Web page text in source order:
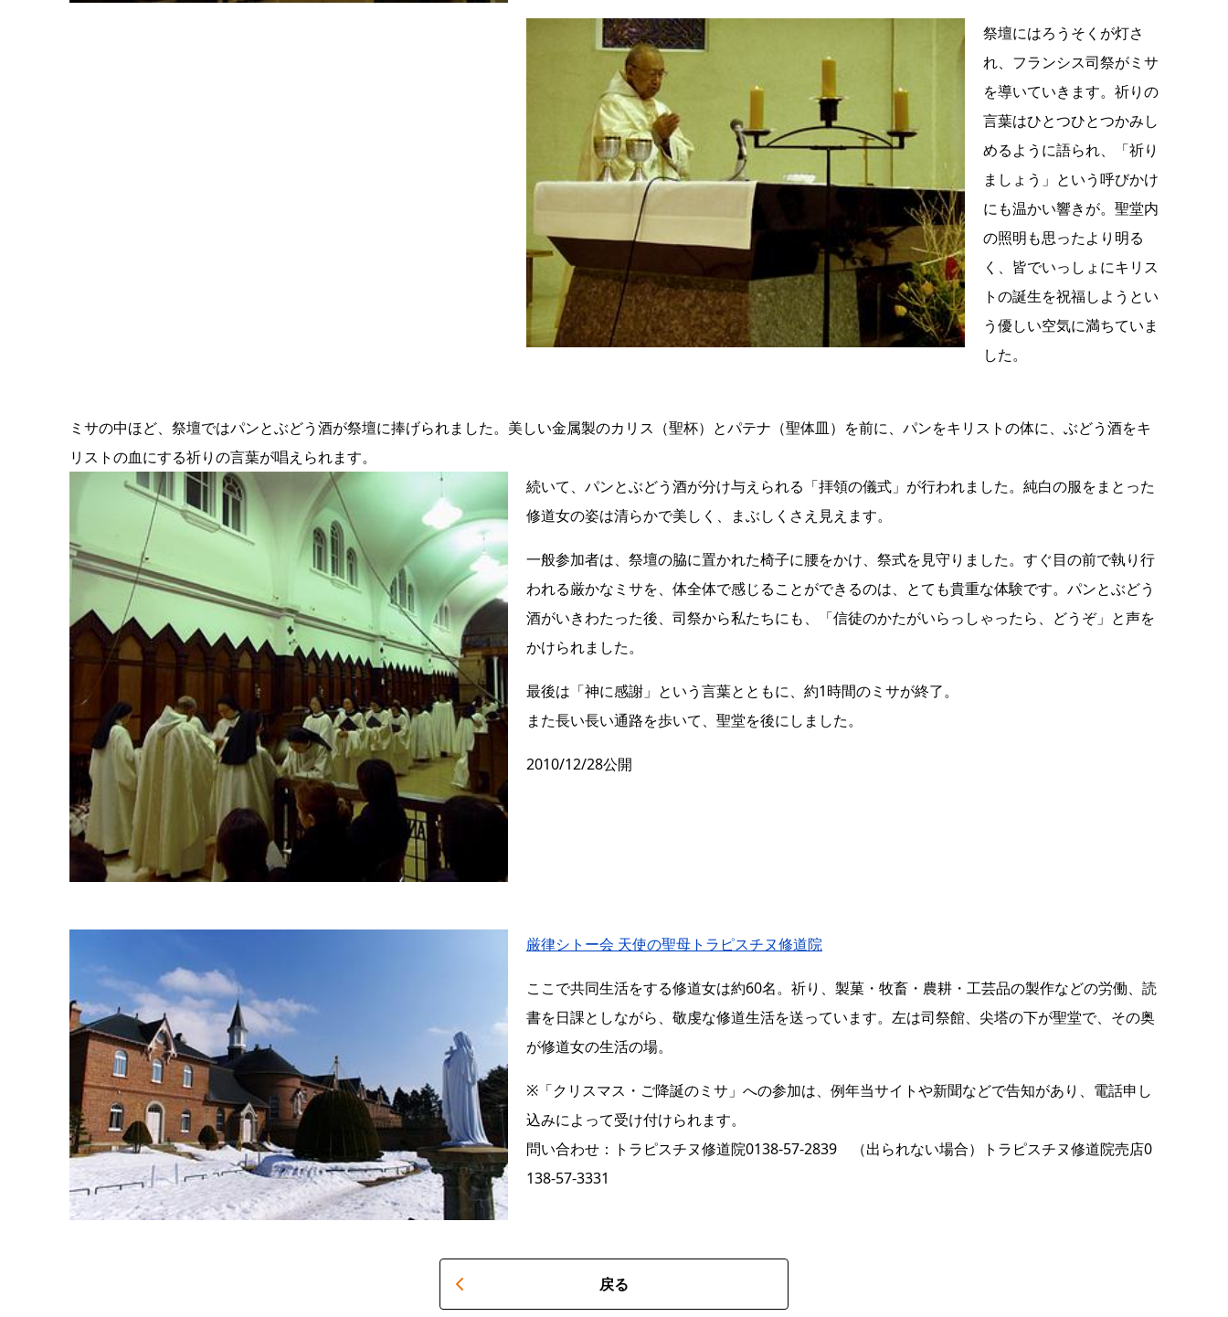
祭壇にはろうそくが灯さ
れ、フランシス司祭がミサ
を導いていきます。祈りの
言葉はひとつひとつかみし
めるように語られ、「祈り
ましょう」という呼びかけ
にも温かい響きが。聖堂内
の照明も思ったより明る
く、皆でいっしょにキリス
トの誕生を祝福しようとい
う優しい空気に満ちていま
した。
ミサの中ほど、祭壇ではパンとぶどう酒が祭壇に捧げられました。美しい金属製のカリス（聖杯）とパテナ（聖体皿）を前に、パンをキリストの体に、ぶどう酒をキ
リストの血にする祈りの言葉が唱えられます。
続いて、パンとぶどう酒が分け与えられる「拝領の儀式」が行われました。純白の服をまとった
修道女の姿は清らかで美しく、まぶしくさえ見えます。
一般参加者は、祭壇の脇に置かれた椅子に腰をかけ、祭式を見守りました。すぐ目の前で執り行
われる厳かなミサを、体全体で感じることができるのは、とても貴重な体験です。 パンとぶどう
酒がいきわたった後、司祭から私たちにも、「信徒のかたがいらっしゃったら、どうぞ」と声を
かけられました。
最後は「神に感謝」という言葉とともに、約1時間のミサが終了。
また長い長い通路を歩いて、聖堂を後にしました。
2010/12/28公開
厳律シトー会 天使の聖母トラピスチヌ修道院
ここで共同生活をする修道女は約60名。祈り、製菓・牧畜・農耕・工芸品の製作などの労働、読
書を日課としながら、敬虔な修道生活を送っています。左は司祭館、尖塔の下が聖堂で、その奥
が修道女の生活の場。
※「クリスマス・ご降誕のミサ」への参加は、例年当サイトや新聞などで告知があり、電話申し
込みによって受け付けられます。
問い合わせ：トラピスチヌ修道院0138-57-2839 （出られない場合）トラピスチヌ修道院売店0
138-57-3331
戻る